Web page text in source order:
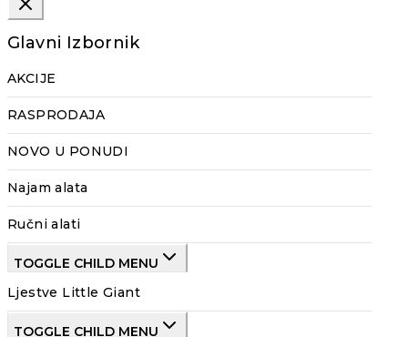
Glavni Izbornik
AKCIJE
RASPRODAJA
NOVO U PONUDI
Najam alata
Ručni alati
TOGGLE CHILD MENU
Ljestve Little Giant
TOGGLE CHILD MENU